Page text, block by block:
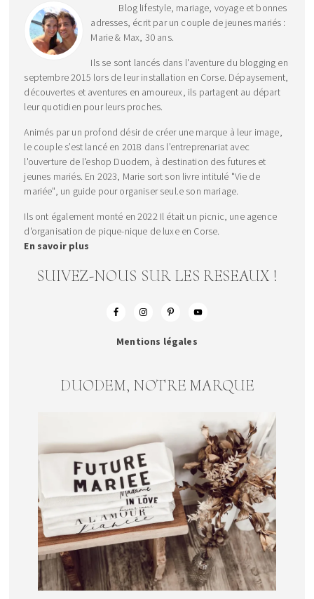
Blog lifestyle, mariage, voyage et bonnes
adresses, écrit par un couple de jeunes mariés :
Marie & Max, 30 ans.
Ils se sont lancés dans l'aventure du blogging en
septembre 2015 lors de leur installation en Corse. Dépaysement,
découvertes et aventures en amoureux, ils partagent au départ
leur quotidien pour leurs proches.
Animés par un profond désir de créer une marque à leur image,
le couple s’est lancé en 2018 dans l’entreprenariat avec
l'ouverture de l'eshop Duodem, à destination des futures et
jeunes mariés. En 2023, Marie sort son livre intitulé "Vie de
mariée", un guide pour organiser seul.e son mariage.
Ils ont également monté en 2022 Il était un picnic, une agence
d'organisation de pique-nique de luxe en Corse.
En savoir plus
SUIVEZ-NOUS SUR LES RESEAUX !
Mentions légales
DUODEM, NOTRE MARQUE